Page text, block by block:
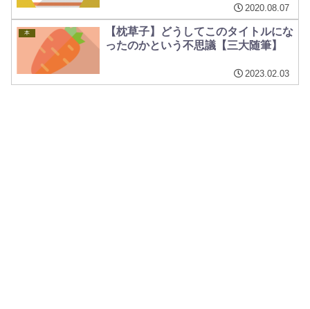
2020.08.07
本
【枕草子】どうしてこのタイトルにな
ったのかという不思議【三大随筆】
2023.02.03